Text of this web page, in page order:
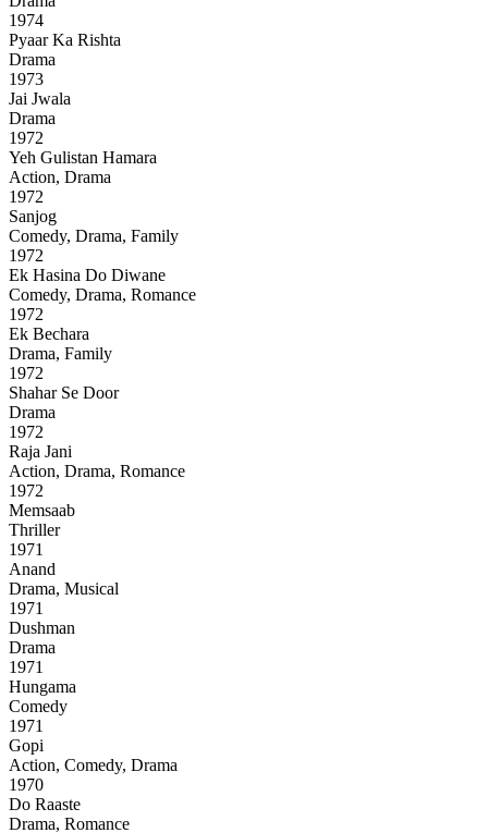
1974
Pyaar Ka Rishta
Drama
1973
Jai Jwala
Drama
1972
Yeh Gulistan Hamara
Action, Drama
1972
Sanjog
Comedy, Drama, Family
1972
Ek Hasina Do Diwane
Comedy, Drama, Romance
1972
Ek Bechara
Drama, Family
1972
Shahar Se Door
Drama
1972
Raja Jani
Action, Drama, Romance
1972
Memsaab
Thriller
1971
Anand
Drama, Musical
1971
Dushman
Drama
1971
Hungama
Comedy
1971
Gopi
Action, Comedy, Drama
1970
Do Raaste
Drama, Romance